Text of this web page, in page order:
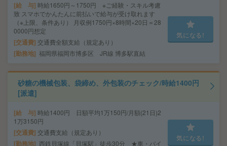
給 与 時給1650円～1750円 ※ご経験・スキル考慮
致 スマホでかんたんに前払いで給与が受け取れます
（※上限、条件あり） 月収例1750円×8時間×20日＝28
0000円想定
交通費 交通費全額支給（規定あり）
勤務地 福岡県福岡市博多区 JR線 博多駅直結
気になる!
砂糖の機械包装、袋締め、外包装のチェック/時給1400円
[派遣]
給 与 時給1400円 日額平均1万150円/月額(21日)2
1万3150円
交通費 交通費支給（規定あり）
勤務地 西鉄貝塚線「貝塚駅」徒歩30分 ★車・バイ
気になる!